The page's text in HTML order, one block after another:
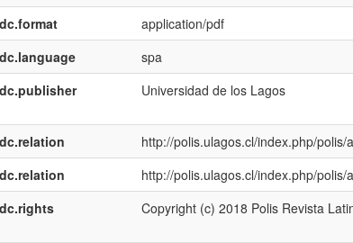
dc.format
application/pdf
dc.language
spa
dc.publisher
Universidad de los Lagos
dc.relation
http://polis.ulagos.cl/index.php/polis/
dc.relation
http://polis.ulagos.cl/index.php/polis/
dc.rights
Copyright (c) 2018 Polis Revista